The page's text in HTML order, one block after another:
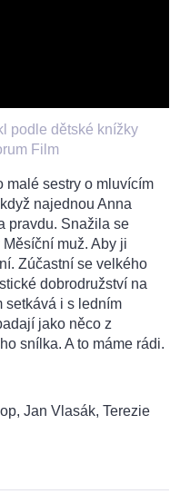
podle dětské knížky
Film
malé sestry o mluvícím
najednou Anna
pravdu. Snažila se
muž. Aby ji
Zúčastní se velkého
dobrodružství na
setkává i s ledním
jako něco z
snílka. A to máme rádi.
Jan Vlasák, Terezie